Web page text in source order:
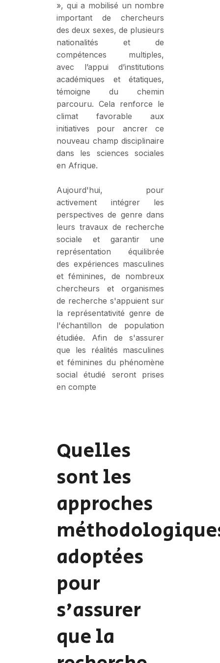
», qui a mobilisé un nombre
important de chercheurs
des deux sexes, de plusieurs
nationalités et de
compétences multiples,
avec l’appui d’institutions
académiques et étatiques,
témoigne du chemin
parcouru. Cela renforce le
climat favorable aux
initiatives pour ancrer ce
nouveau champ disciplinaire
dans les sciences sociales
en Afrique.
Aujourd'hui, pour
activement intégrer les
perspectives de genre dans
leurs travaux de recherche
sociale et garantir une
représentation équilibrée
des expériences masculines
et féminines, de nombreux
chercheurs et organismes
de recherche s'appuient sur
la représentativité genre de
l'échantillon de population
étudiée. Afin de s'assurer
que les réalités masculines
et féminines du phénomène
social étudié seront prises
en compte
Quelles
sont les
approches
adoptées
pour
s'assurer
que la